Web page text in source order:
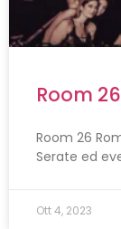
Room
Room 26
Serate ed
Ott 4, 2023